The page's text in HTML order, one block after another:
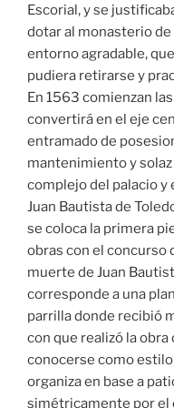
Escorial, y se
dotar al monasterio
entorno agradable,
pudiera retirarse y
En 1563 comienzan
convertirá en el eje
entramado de
mantenimiento y
complejo del palacio
Juan Bautista de
se coloca la primera
obras con el concurso
muerte de Juan
corresponde a una
parrilla donde recibió
con que realizó la obra
conocerse como
organiza en base a
simétricamente por el